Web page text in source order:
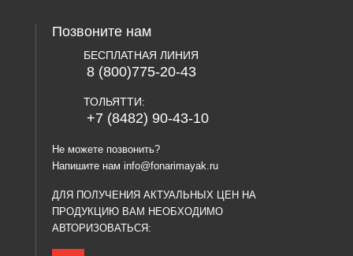
Позвоните нам
БЕСПЛАТНАЯ ЛИНИЯ
8 (800)775-20-43
ТОЛЬЯТТИ:
+7 (8482) 90-43-10
Не можете позвонить?
Напишите нам info@fonarimayak.ru
ДЛЯ ПОЛУЧЕНИЯ АКТУАЛЬНЫХ ЦЕН НА
ПРОДУКЦИЮ ВАМ НЕОБХОДИМО
АВТОРИЗОВАТЬСЯ: